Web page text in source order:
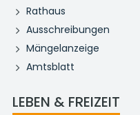
Rathaus
Ausschreibungen
Mängelanzeige
Amtsblatt
LEBEN & FREIZEIT